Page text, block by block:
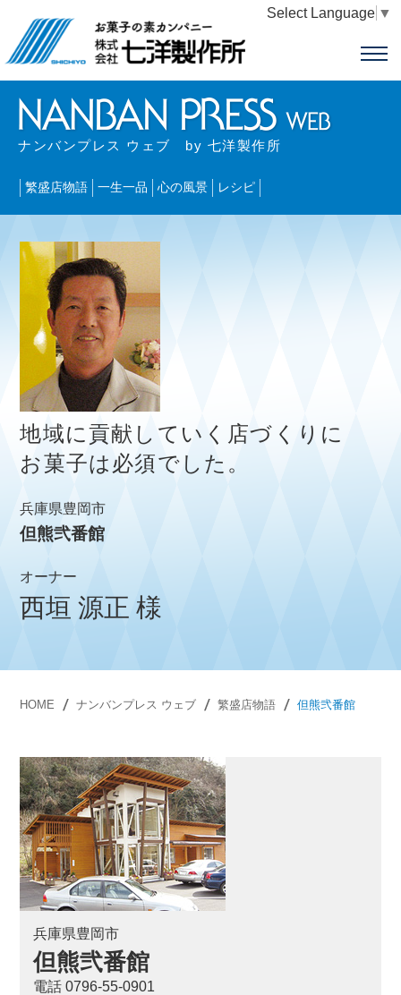
Select Language ▼
ナンバンプレス ウェブ by 七洋製作所
繁盛店物語 一生一品 心の風景 レシピ
地域に貢献していく店づくりに
お菓子は必須でした。
兵庫県豊岡市
但熊弐番館
オーナー
西垣 源正 様
HOME ナンバンプレス ウェブ 繁盛店物語 但熊弐番館
兵庫県豊岡市
但熊弐番館
電話 0796-55-0901